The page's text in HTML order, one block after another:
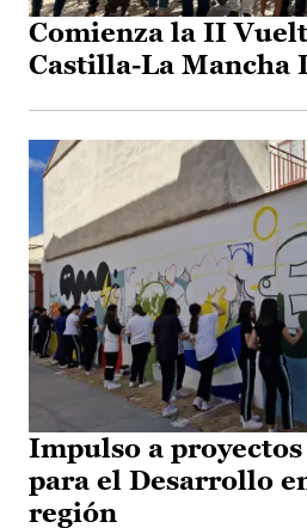
Comienza la II
Castilla-La Mancha
Impulso a
para el Desarrollo
región